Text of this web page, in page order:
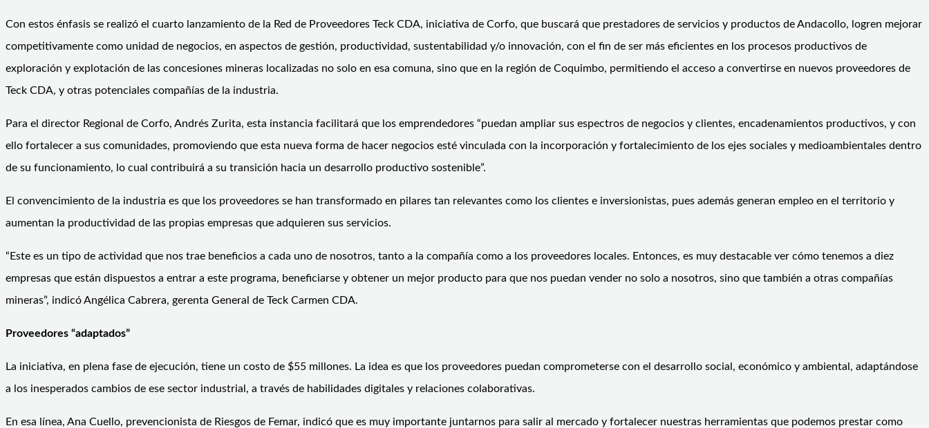
Con estos énfasis se realizó el cuarto lanzamiento de la Red de Proveedores Teck CDA, iniciativa de Corfo, que buscará que prestadores de servicios y productos de Andacollo, logren mejorar
competitivamente como unidad de negocios, en aspectos de gestión, productividad, sustentabilidad y/o innovación, con el fin de ser más eficientes en los procesos productivos de
exploración y explotación de las concesiones mineras localizadas no solo en esa comuna, sino que en la región de Coquimbo, permitiendo el acceso a convertirse en nuevos proveedores de
Teck CDA, y otras potenciales compañías de la industria.
Para el director Regional de Corfo, Andrés Zurita, esta instancia facilitará que los emprendedores “puedan ampliar sus espectros de negocios y clientes, encadenamientos productivos, y con
ello fortalecer a sus comunidades, promoviendo que esta nueva forma de hacer negocios esté vinculada con la incorporación y fortalecimiento de los ejes sociales y medioambientales dentro
de su funcionamiento, lo cual contribuirá a su transición hacia un desarrollo productivo sostenible”.
El convencimiento de la industria es que los proveedores se han transformado en pilares tan relevantes como los clientes e inversionistas, pues además generan empleo en el territorio y
aumentan la productividad de las propias empresas que adquieren sus servicios.
“Este es un tipo de actividad que nos trae beneficios a cada uno de nosotros, tanto a la compañía como a los proveedores locales. Entonces, es muy destacable ver cómo tenemos a diez
empresas que están dispuestos a entrar a este programa, beneficiarse y obtener un mejor producto para que nos puedan vender no solo a nosotros, sino que también a otras compañías
mineras”, indicó Angélica Cabrera, gerenta General de Teck Carmen CDA.
Proveedores “adaptados”
La iniciativa, en plena fase de ejecución, tiene un costo de $55 millones. La idea es que los proveedores puedan comprometerse con el desarrollo social, económico y ambiental, adaptándose
a los inesperados cambios de ese sector industrial, a través de habilidades digitales y relaciones colaborativas.
En esa línea, Ana Cuello, prevencionista de Riesgos de Femar, indicó que es muy importante juntarnos para salir al mercado y fortalecer nuestras herramientas que podemos prestar como